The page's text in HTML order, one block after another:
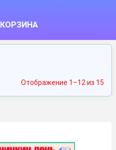
КОРЗИНА
Отображение 1–12 из 15